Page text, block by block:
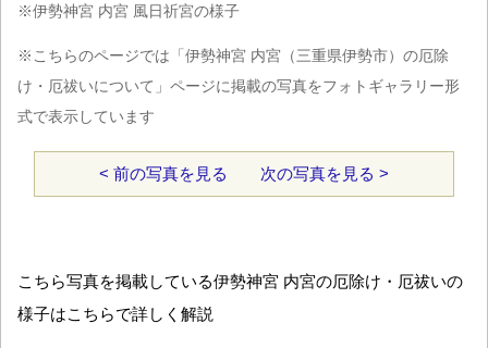
※伊勢神宮 内宮 風日祈宮の様子
※こちらのページでは「伊勢神宮 内宮（三重県伊勢市）の厄除
け・厄祓いについて」ページに掲載の写真をフォトギャラリー形
式で表示しています
< 前の写真を見る 次の写真を見る >
こちら写真を掲載している伊勢神宮 内宮の厄除け・厄祓いの
様子はこちらで詳しく解説